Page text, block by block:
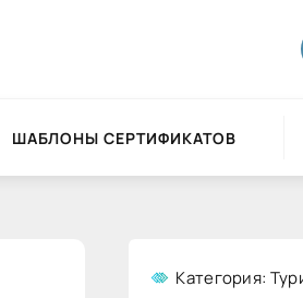
ШАБЛОНЫ СЕРТИФИКАТОВ
Категория: